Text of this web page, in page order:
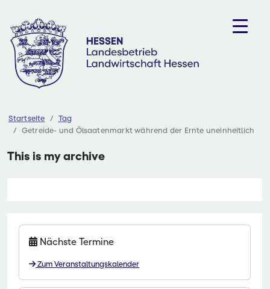
Inhalt
springen
Startseite
Tag
Getreide- und Ölsaatenmarkt während der Ernte uneinheitlich
This is my archive
Nächste Termine
Zum Veranstaltungskalender